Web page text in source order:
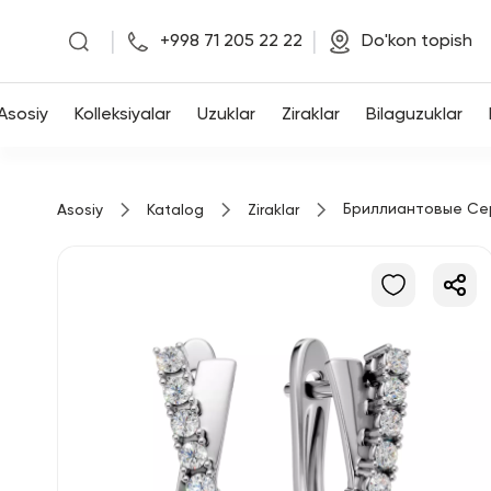
Asosiy
+998 71 205 22 22 Do'kon topish
Kolleksiyalar Uzuklar Ziraklar Bilaguzuklar
Asosiy Katalog Ziraklar Бриллиантовые